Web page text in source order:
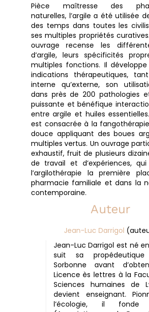
Pièce maîtresse des
naturelles, l’argile a été utilisée
des temps dans toutes les
ses multiples propriétés
ouvrage recense les
d’argile, leurs spécificités
multiples fonctions. Il
indications thérapeutiques,
interne qu’externe, son
dans près de 200 pathologies
puissante et bénéfique
entre argile et huiles
est consacrée à la
douce appliquant des boues
multiples vertus. Un ouvrage
exhaustif, fruit de plusieurs
de travail et d’expériences,
l’argilothérapie la première
pharmacie familiale et dans la
contemporaine.
Auteur
Jean-Luc Darrigol
Jean-Luc Darrigol est né
suit sa
Sorbonne avant
Licence ès lettres à la
Sciences humaines de
devient enseignant.
l’écologie, il fonde